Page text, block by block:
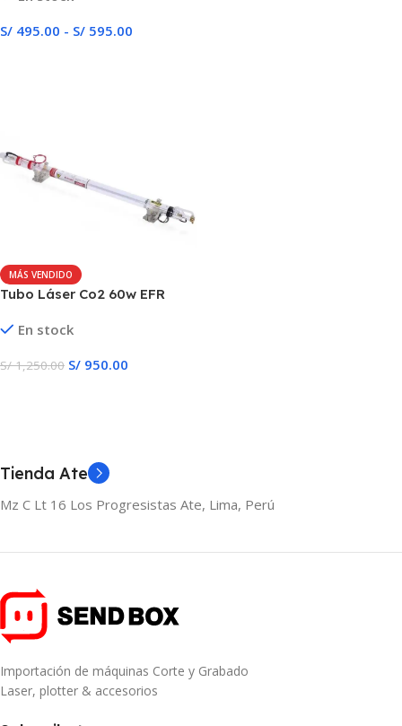
S/ 495.00 - S/ 595.00
MÁS VENDIDO
Tubo Láser Co2 60w EFR
En stock
S/1,250.00 S/ 950.00
Tienda Ate
Mz C Lt 16 Los Progresistas Ate, Lima, Perú
Importación de máquinas Corte y Grabado
Laser, plotter & accesorios